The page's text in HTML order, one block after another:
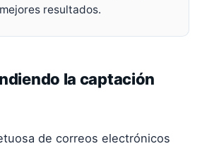
resultados.
la captación
de correos electrónicos